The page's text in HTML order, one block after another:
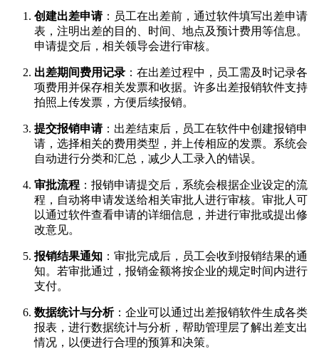
创建出差申请：员工在出差前，通过软件填写出差申请
表，注明出差的目的、时间、地点及预计费用等信息。
申请提交后，相关领导会进行审核。
出差期间费用记录 ：在出差过程中，员工需及时记录各
项费用并保存相关发票和收据。许多出差报销软件支持
拍照上传发票，方便后续报销。
提交报销申请：出差结束后，员工在软件中创建报销申
请，选择相关的费用类型，并上传相应的发票。系统会
自动进行分类和汇总，减少人工录入的错误。
审批流程 ：报销申请提交后，系统会根据企业设定的流
程，自动将申请发送给相关审批人进行审核。审批人可
以通过软件查看申请的详细信息，并进行审批或提出修
改意见。
报销结果通知 ：审批完成后，员工会收到报销结果的通
知。若审批通过，报销金额将按企业的规定时间内进行
支付。
数据统计与分析：企业可以通过出差报销软件生成各类
报表，进行数据统计与分析，帮助管理层了解出差支出
情况，以便进行合理的预算和决策。